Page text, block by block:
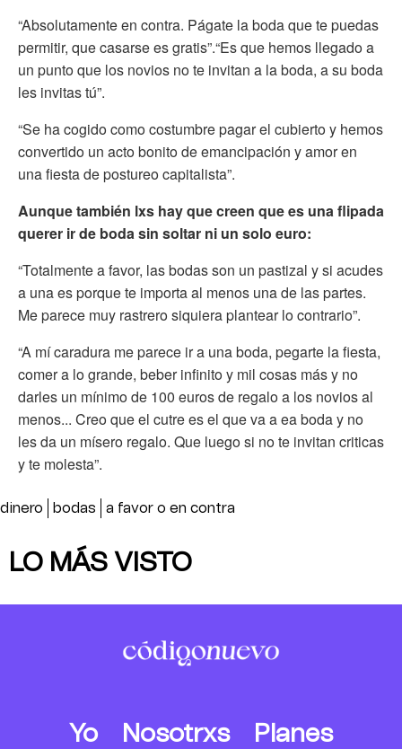
“Absolutamente en contra. Págate la boda que te puedas
permitir, que casarse es gratis”.“Es que hemos llegado a
un punto que los novios no te invitan a la boda, a su boda
les invitas tú”.
“Se ha cogido como costumbre pagar el cubierto y hemos
convertido un acto bonito de emancipación y amor en
una fiesta de postureo capitalista”.
Aunque también lxs hay que creen que es una flipada
querer ir de boda sin soltar ni un solo euro:
“Totalmente a favor, las bodas son un pastizal y si acudes
a una es porque te importa al menos una de las partes.
Me parece muy rastrero siquiera plantear lo contrario”.
“A mí caradura me parece ir a una boda, pegarte la fiesta,
comer a lo grande, beber infinito y mil cosas más y no
darles un mínimo de 100 euros de regalo a los novios al
menos... Creo que el cutre es el que va a ea boda y no
les da un mísero regalo. Que luego si no te invitan criticas
y te molesta”.
dinero bodas a favor o en contra
LO MÁS VISTO
Yo Nosotrxs
Planes